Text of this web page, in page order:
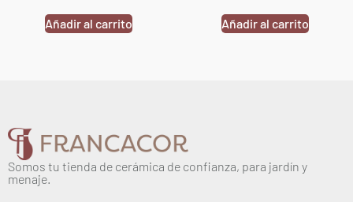
Añadir al carrito Añadir al carrito
Somos tu tienda de cerámica de confianza, para jardín y
menaje.